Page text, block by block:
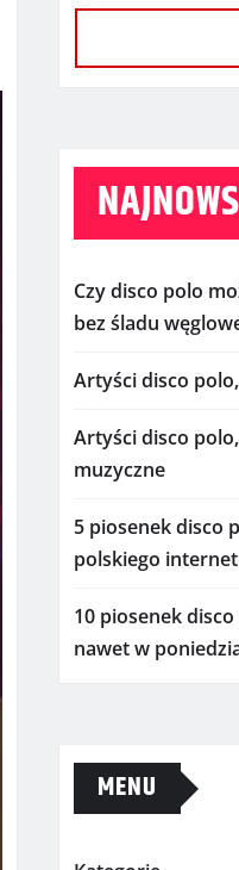
Czy disco polo
bez śladu
Artyści disco
Artyści disco
muzyczne
5 piosenek disco
polskiego
10 piosenek
nawet w
MENU